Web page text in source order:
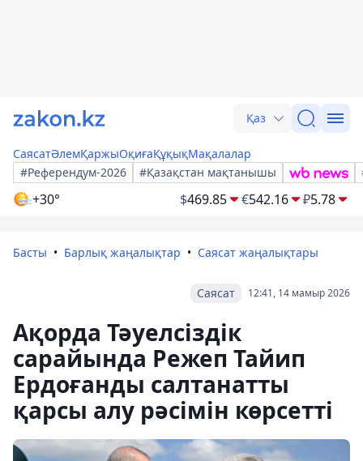
Қаз
СаясатӘлемҚаржыОқиғаҚұқықМақалалар
#Референдум-2026
#Қазақстан мақтанышы
+30° $469.85 €542.16 ₽5.78
Басты Барлық жаңалықтар Саясат жаңалықтары
12:41, 14 мамыр 2026
Саясат
Ақорда Тәуелсіздік
сарайында Режеп Тайип
Ердоғанды салтанатты
қарсы алу рәсімін көрсетті